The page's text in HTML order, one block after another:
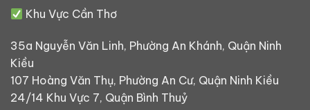
Khu Vực Cần Thơ
35a Nguyễn Văn Linh, Phường An Khánh, Quận Ninh
Kiều
107 Hoàng Văn Thụ, Phường An Cư, Quận Ninh Kiều
24/14 Khu Vực 7, Quận Bình Thuỷ